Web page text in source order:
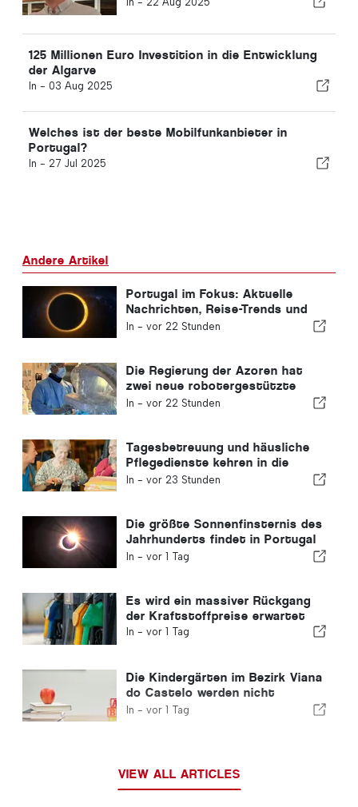
125 Millionen Euro Investition in die Entwicklung
der Algarve
In - 03 Aug 2025
Welches ist der beste Mobilfunkanbieter in
Portugal?
In - 27 Jul 2025
Andere Artikel
Portugal im Fokus: Aktuelle
Nachrichten, Reise-Trends und
die wichtigsten Schlagzeilen
In - vor 22 Stunden
Die Regierung der Azoren hat
zwei neue robotergestützte
Operationssysteme angeschafft
In - vor 22 Stunden
Tagesbetreuung und häusliche
Pflegedienste kehren in die
portugiesische Gemeinde zurück
In - vor 23 Stunden
Die größte Sonnenfinsternis des
Jahrhunderts findet in Portugal
statt
In - vor 1 Tag
Es wird ein massiver Rückgang
der Kraftstoffpreise erwartet
In - vor 1 Tag
Die Kindergärten im Bezirk Viana
do Castelo werden nicht
geschlossen
In - vor 1 Tag
VIEW ALL ARTICLES